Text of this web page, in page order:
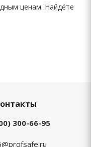
ценам. Найдёте
300-66-95